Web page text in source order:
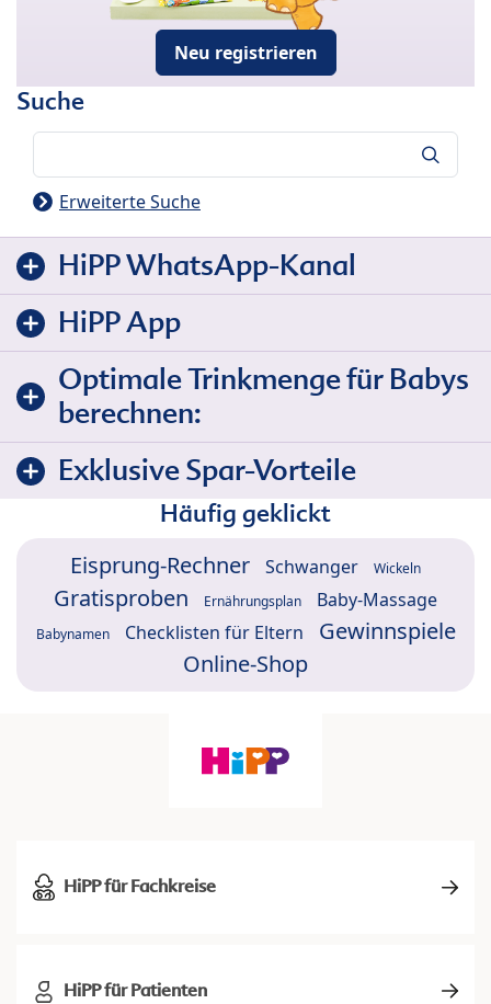
Neu registrieren
Suche
Erweiterte Suche
HiPP WhatsApp-Kanal
HiPP App
Optimale Trinkmenge für Babys
berechnen:
Exklusive Spar-Vorteile
Häufig geklickt
Eisprung-Rechner Schwanger Wickeln
Gratisproben Ernährungsplan Baby-Massage
Babynamen Checklisten für Eltern
Gewinnspiele
Online-Shop
HiPP für Fachkreise
HiPP für Patienten